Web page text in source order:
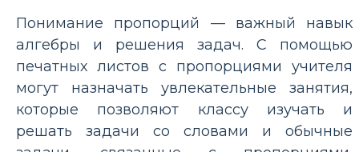
Понимание пропорций — важный навык
алгебры и решения задач. С помощью
печатных листов с пропорциями учителя
могут назначать увлекательные занятия,
которые позволяют классу изучать и
решать задачи со словами и обычные